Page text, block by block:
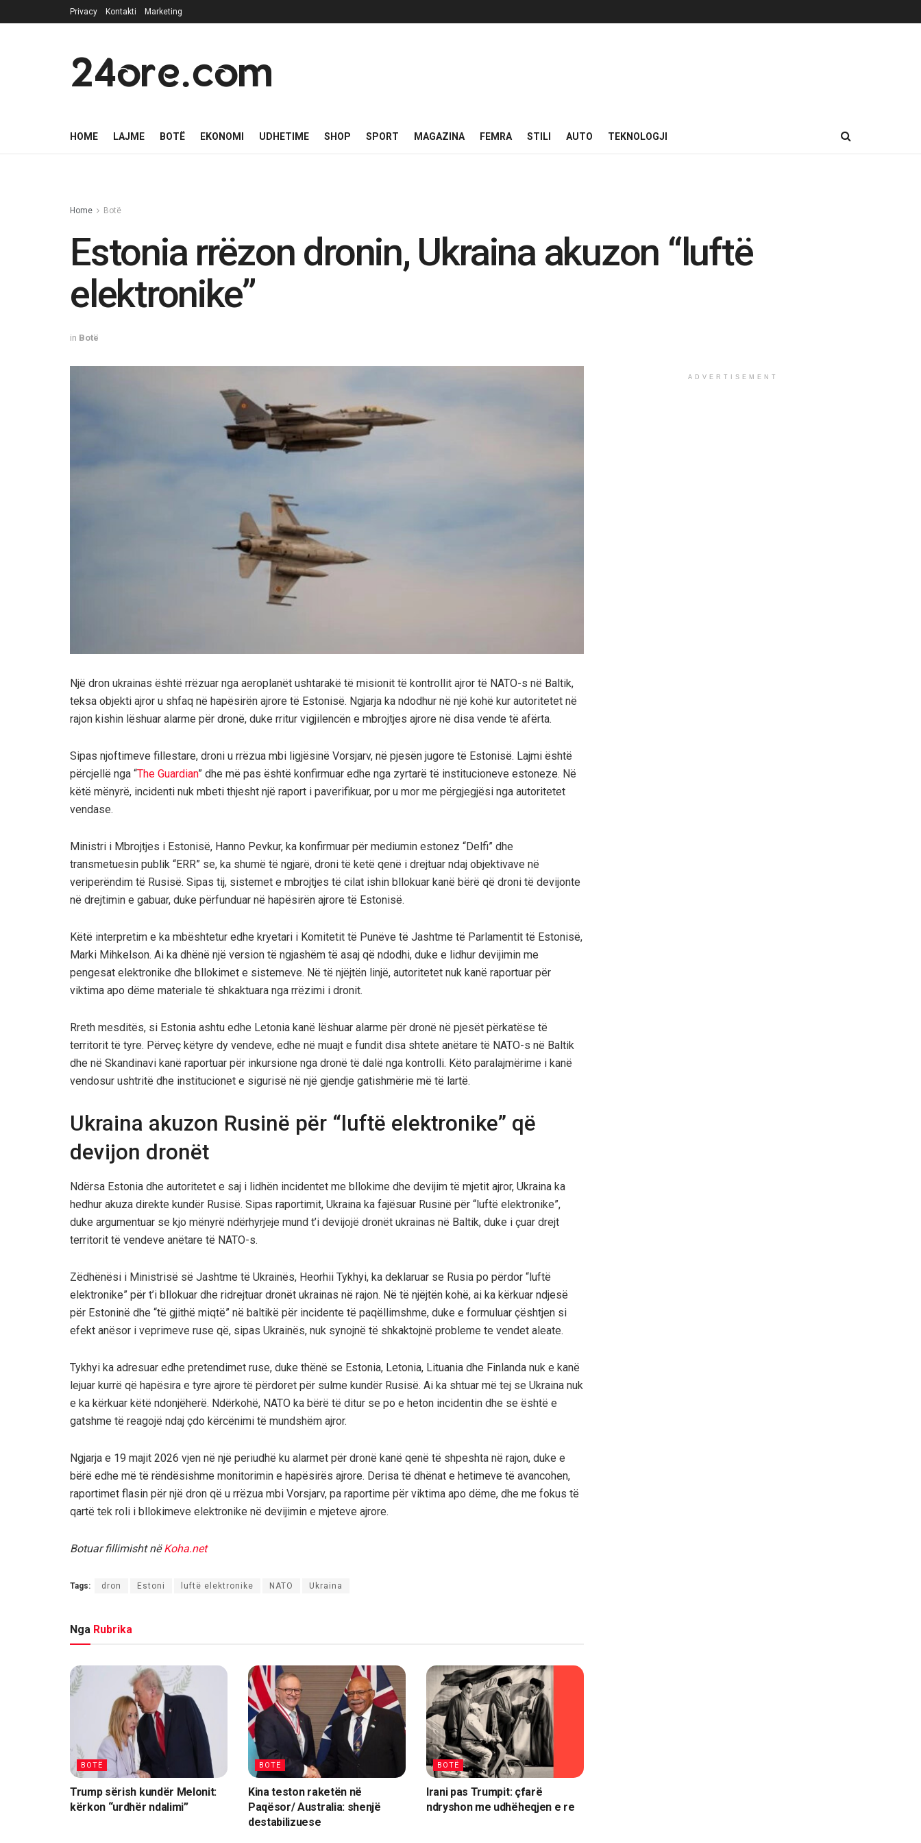
Privacy Kontakti Marketing
24ore.com
HOME LAJME BOTË EKONOMI UDHETIME SHOP SPORT MAGAZINA FEMRA STILI AUTO TEKNOLOGJI
Home Botë
Estonia rrëzon dronin, Ukraina akuzon “luftë
elektronike”
in Botë
Një dron ukrainas është rrëzuar nga aeroplanët ushtarakë të misionit të kontrollit ajror të NATO-s në Baltik,
teksa objekti ajror u shfaq në hapësirën ajrore të Estonisë. Ngjarja ka ndodhur në një kohë kur autoritetet në
rajon kishin lëshuar alarme për dronë, duke rritur vigjilencën e mbrojtjes ajrore në disa vende të afërta.
Sipas njoftimeve fillestare, droni u rrëzua mbi ligjësinë Vorsjarv, në pjesën jugore të Estonisë. Lajmi është
përcjellë nga “The Guardian” dhe më pas është konfirmuar edhe nga zyrtarë të institucioneve estoneze. Në
këtë mënyrë, incidenti nuk mbeti thjesht një raport i paverifikuar, por u mor me përgjegjësi nga autoritetet
vendase.
Ministri i Mbrojtjes i Estonisë, Hanno Pevkur, ka konfirmuar për mediumin estonez “Delfi” dhe
transmetuesin publik “ERR” se, ka shumë të ngjarë, droni të ketë qenë i drejtuar ndaj objektivave në
veriperëndim të Rusisë. Sipas tij, sistemet e mbrojtjes të cilat ishin bllokuar kanë bërë që droni të devijonte
në drejtimin e gabuar, duke përfunduar në hapësirën ajrore të Estonisë.
Këtë interpretim e ka mbështetur edhe kryetari i Komitetit të Punëve të Jashtme të Parlamentit të Estonisë,
Marki Mihkelson. Ai ka dhënë një version të ngjashëm të asaj që ndodhi, duke e lidhur devijimin me
pengesat elektronike dhe bllokimet e sistemeve. Në të njëjtën linjë, autoritetet nuk kanë raportuar për
viktima apo dëme materiale të shkaktuara nga rrëzimi i dronit.
Rreth mesditës, si Estonia ashtu edhe Letonia kanë lëshuar alarme për dronë në pjesët përkatëse të
territorit të tyre. Përveç këtyre dy vendeve, edhe në muajt e fundit disa shtete anëtare të NATO-s në Baltik
dhe në Skandinavi kanë raportuar për inkursione nga dronë të dalë nga kontrolli. Këto paralajmërime i kanë
vendosur ushtritë dhe institucionet e sigurisë në një gjendje gatishmërie më të lartë.
Ukraina akuzon Rusinë për “luftë elektronike” që
devijon dronët
Ndërsa Estonia dhe autoritetet e saj i lidhën incidentet me bllokime dhe devijim të mjetit ajror, Ukraina ka
hedhur akuza direkte kundër Rusisë. Sipas raportimit, Ukraina ka fajësuar Rusinë për “luftë elektronike”,
duke argumentuar se kjo mënyrë ndërhyrjeje mund t’i devijojë dronët ukrainas në Baltik, duke i çuar drejt
territorit të vendeve anëtare të NATO-s.
Zëdhënësi i Ministrisë së Jashtme të Ukrainës, Heorhii Tykhyi, ka deklaruar se Rusia po përdor “luftë
elektronike” për t’i bllokuar dhe ridrejtuar dronët ukrainas në rajon. Në të njëjtën kohë, ai ka kërkuar ndjesë
për Estoninë dhe “të gjithë miqtë” në baltikë për incidente të paqëllimshme, duke e formuluar çështjen si
efekt anësor i veprimeve ruse që, sipas Ukrainës, nuk synojnë të shkaktojnë probleme te vendet aleate.
Tykhyi ka adresuar edhe pretendimet ruse, duke thënë se Estonia, Letonia, Lituania dhe Finlanda nuk e kanë
lejuar kurrë që hapësira e tyre ajrore të përdoret për sulme kundër Rusisë. Ai ka shtuar më tej se Ukraina nuk
e ka kërkuar këtë ndonjëherë. Ndërkohë, NATO ka bërë të ditur se po e heton incidentin dhe se është e
gatshme të reagojë ndaj çdo kërcënimi të mundshëm ajror.
Ngjarja e 19 majit 2026 vjen në një periudhë ku alarmet për dronë kanë qenë të shpeshta në rajon, duke e
bërë edhe më të rëndësishme monitorimin e hapësirës ajrore. Derisa të dhënat e hetimeve të avancohen,
raportimet flasin për një dron që u rrëzua mbi Vorsjarv, pa raportime për viktima apo dëme, dhe me fokus të
qartë tek roli i bllokimeve elektronike në devijimin e mjeteve ajrore.
Botuar fillimisht nëKoha.net
Tags: dron Estoni luftë elektronike NATO Ukraina
Nga Rubrika
BOTË
Trump sërish kundër Melonit:
kërkon “urdhër ndalimi”
BOTË
Kina teston raketën në
Paqësor/ Australia: shenjë
destabilizuese
BOTË
Irani pas Trumpit: çfarë
ndryshon me udhëheqjen e re
ADVERTISEMENT